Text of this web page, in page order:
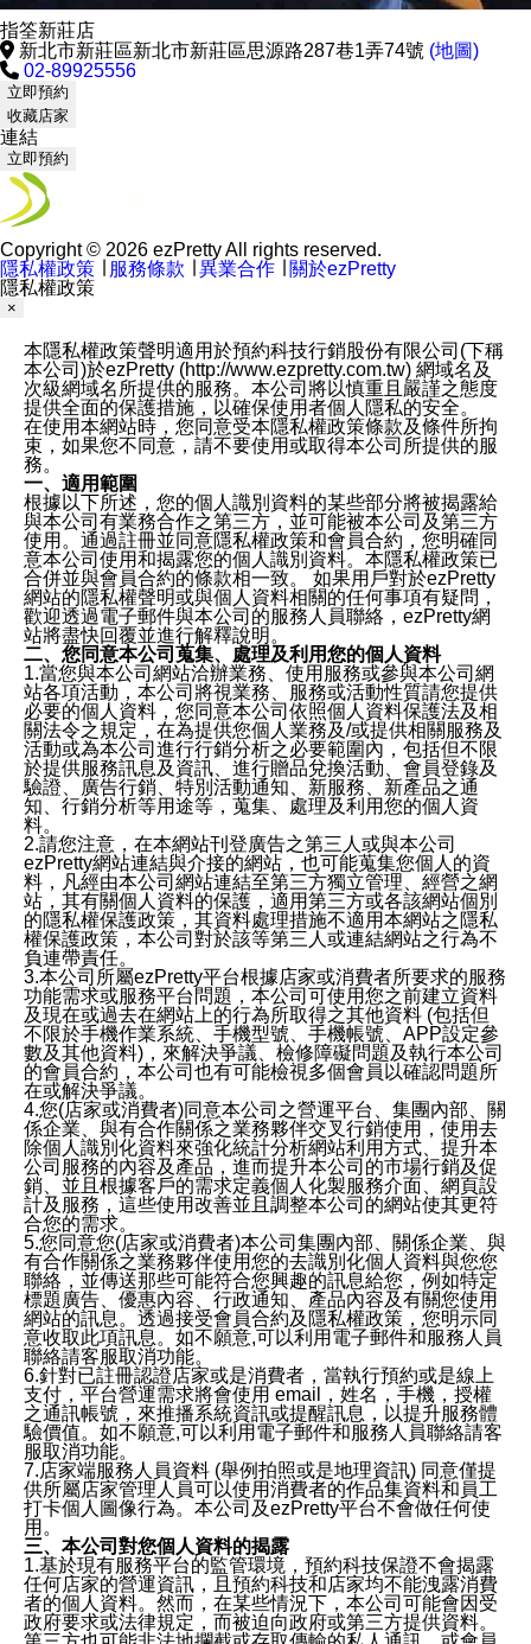
指筌新莊店
新北市新莊區新北市新莊區思源路287巷1弄74號 (地圖)
02-89925556
立即預約
收藏店家
連結
立即預約
Copyright © 2026 ezPretty All rights reserved.
隱私權政策
服務條款 異業合作
關於ezPretty
隱私權政策
×
本隱私權政策聲明適用於預約科技行銷股份有限公司(下稱
本公司)於ezPretty (http://www.ezpretty.com.tw) 網域名及
次級網域名所提供的服務。本公司將以慎重且嚴謹之態度
提供全面的保護措施，以確保使用者個人隱私的安全。
在使用本網站時，您同意受本隱私權政策條款及條件所拘
束，如果您不同意，請不要使用或取得本公司所提供的服
務。
一、適用範圍
根據以下所述，您的個人識別資料的某些部分將被揭露給
與本公司有業務合作之第三方，並可能被本公司及第三方
使用。通過註冊並同意隱私權政策和會員合約，您明確同
意本公司使用和揭露您的個人識別資料。本隱私權政策已
合併並與會員合約的條款相一致。 如果用戶對於ezPretty
網站的隱私權聲明或與個人資料相關的任何事項有疑問，
歡迎透過電子郵件與本公司的服務人員聯絡，ezPretty網
站將盡快回覆並進行解釋說明。
二、您同意本公司蒐集、處理及利用您的個人資料
1.當您與本公司網站洽辦業務、使用服務或參與本公司網
站各項活動，本公司將視業務、服務或活動性質請您提供
必要的個人資料，您同意本公司依照個人資料保護法及相
關法令之規定，在為提供您個人業務及/或提供相關服務及
活動或為本公司進行行銷分析之必要範圍內，包括但不限
於提供服務訊息及資訊、進行贈品兌換活動、會員登錄及
驗證、廣告行銷、特別活動通知、新服務、新產品之通
知、行銷分析等用途等，蒐集、處理及利用您的個人資
料。
2.請您注意，在本網站刊登廣告之第三人或與本公司
ezPretty網站連結與介接的網站，也可能蒐集您個人的資
料，凡經由本公司網站連結至第三方獨立管理、經營之網
站，其有關個人資料的保護，適用第三方或各該網站個別
的隱私權保護政策，其資料處理措施不適用本網站之隱私
權保護政策，本公司對於該等第三人或連結網站之行為不
負連帶責任。
3.本公司所屬ezPretty平台根據店家或消費者所要求的服務
功能需求或服務平台問題，本公司可使用您之前建立資料
及現在或過去在網站上的行為所取得之其他資料 (包括但
不限於手機作業系統、手機型號、手機帳號、APP設定參
數及其他資料)，來解決爭議、檢修障礙問題及執行本公司
的會員合約，本公司也有可能檢視多個會員以確認問題所
在或解決爭議。
4.您(店家或消費者)同意本公司之營運平台、集團內部、關
係企業、與有合作關係之業務夥伴交叉行銷使用，使用去
除個人識別化資料來強化統計分析網站利用方式、提升本
公司服務的內容及產品，進而提升本公司的市場行銷及促
銷、並且根據客戶的需求定義個人化製服務介面、網頁設
計及服務，這些使用改善並且調整本公司的網站使其更符
合您的需求。
5.您同意您(店家或消費者)本公司集團內部、關係企業、與
有合作關係之業務夥伴使用您的去識別化個人資料與您您
聯絡，並傳送那些可能符合您興趣的訊息給您，例如特定
標題廣告、優惠內容、行政通知、產品內容及有關您使用
網站的訊息。透過接受會員合約及隱私權政策，您明示同
意收取此項訊息。如不願意,可以利用電子郵件和服務人員
聯絡請客服取消功能。
6.針對已註冊認證店家或是消費者，當執行預約或是線上
支付，平台營運需求將會使用 email，姓名，手機，授權
之通訊帳號，來推播系統資訊或提醒訊息，以提升服務體
驗價值。如不願意,可以利用電子郵件和服務人員聯絡請客
服取消功能。
7.店家端服務人員資料 (舉例拍照或是地理資訊) 同意僅提
供所屬店家管理人員可以使用消費者的作品集資料和員工
打卡個人圖像行為。本公司及ezPretty平台不會做任何使
用。
三、本公司對您個人資料的揭露
1.基於現有服務平台的監管環境，預約科技保證不會揭露
任何店家的營運資訊，且預約科技和店家均不能洩露消費
者的個人資料。然而，在某些情況下，本公司可能會因受
政府要求或法律規定，而被迫向政府或第三方提供資料。